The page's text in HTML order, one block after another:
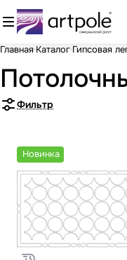
Главная Каталог Гипсовая
Фильтр
Новинка